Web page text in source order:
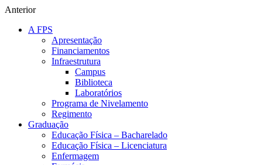
Anterior
A FPS
Apresentação
Financiamentos
Infraestrutura
Campus
Biblioteca
Laboratórios
Programa de Nivelamento
Regimento
Graduação
Educação Física – Bacharelado
Educação Física – Licenciatura
Enfermagem